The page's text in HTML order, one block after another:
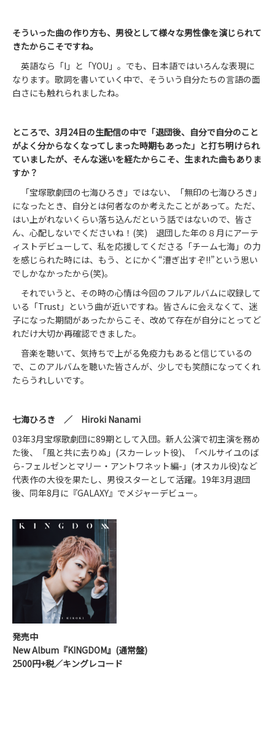
そういった曲の作り方も、男役として様々な男性像を演じられて
きたからこそですね。
英語なら「I」と「YOU」。でも、日本語ではいろんな表現に
なります。歌詞を書いていく中で、そういう自分たちの言語の面
白さにも触れられましたね。
ところで、 3月24日の生配信の中で「退団後、自分で自分のこと
がよく分からなく なってしまった時期もあった」と打ち明けられ
ていましたが、そんな迷いを経たからこそ、 生まれた曲もありま
すか？
「宝塚歌劇団の七海ひろき」ではない、「無印の七海ひろき」
になったとき、自分とは何者なのか考えたことがあって。ただ、
はい上がれないくらい落ち込んだという話ではないので、皆さ
ん、心配しないでくださいね！(笑) 退団した年の８月にアーテ
ィストデビューして、私を応援してくださる「チーム七海」の力
を感じられた時には、もう、とにかく“漕ぎ出すぞ!!”という思い
でしかなかったから(笑)。
それでいうと、その時の心情は今回のフルアルバムに収録して
いる「Trust」という曲が近いですね。皆さんに会えなくて、迷
子になった期間があったからこそ、改めて存在が自分にとってど
れだけ大切か再確認できました。
音楽を聴いて、気持ちで上がる免疫力もあると信じているの
で、このアルバムを聴いた皆さんが、少しでも笑顔になってくれ
たらうれしいです。
七海ひろき ／ Hiroki Nanami
03年3月宝塚歌劇団に89期として入団。新人公演で初主演を務め
た後、「風と共に去りぬ」(スカーレット役)、「ベルサイユのば
ら-フェルゼンとマリー・アントワネット編-」(オスカル役)など
代表作の大役を果たし、男役スターとして活躍。19年3月退団
後、同年8月に『GALAXY』でメジャーデビュー。
発売中
New Album『KINGDOM』(通常盤)
2500円+税／キングレコード